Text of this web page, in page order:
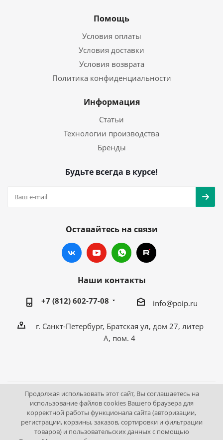
Помощь
Условия оплаты
Условия доставки
Условия возврата
Политика конфиденциальности
Информация
Статьи
Технологии производства
Бренды
Будьте всегда в курсе!
Оставайтесь на связи
Наши контакты
+7 (812) 602-77-08 info@poip.ru
г. Санкт-Петербург, Братская ул, дом 27, литер
А, пом. 4
2009 - 2026 © Промышленное оборудование Интернет
портал.
195043, г. Санкт-Петербург, Братская ул, дом 27, литер А,
Продолжая использовать этот сайт, Вы соглашаетесь на
использование файлов cookies Вашего браузера для
корректной работы функционала сайта (авторизации,
регистрации, корзины, заказов, сортировки и фильтрации
товаров) и пользовательских данных с помощью